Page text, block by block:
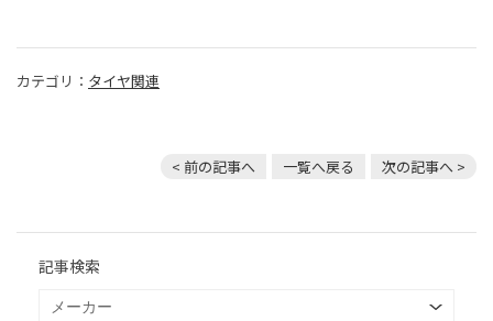
カテゴリ： タイヤ関連
< 前の記事へ 一覧へ戻る 次の記事へ >
記事検索